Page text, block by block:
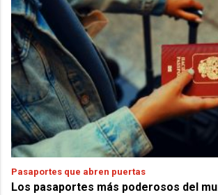
Pasaportes que abren puertas
Los pasaportes más poderosos del